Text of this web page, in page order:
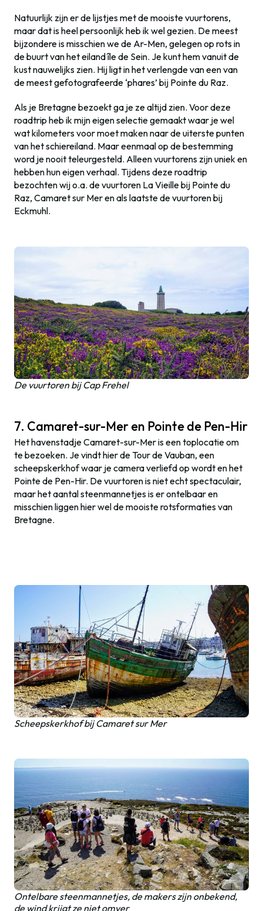
Natuurlijk zijn er de lijstjes met de mooiste vuurtorens,
maar dat is heel persoonlijk heb ik wel gezien. De meest
bijzondere is misschien we de Ar-Men, gelegen op rots in
de buurt van het eiland île de Sein. Je kunt hem vanuit de
kust nauwelijks zien. Hij ligt in het verlengde van een van
de meest gefotografeerde ‘phares’ bij Pointe du Raz.
Als je Bretagne bezoekt ga je ze altijd zien. Voor deze
roadtrip heb ik mijn eigen selectie gemaakt waar je wel
wat kilometers voor moet maken naar de uiterste punten
van het schiereiland. Maar eenmaal op de bestemming
word je nooit teleurgesteld. Alleen vuurtorens zijn uniek en
hebben hun eigen verhaal. Tijdens deze roadtrip
bezochten wij o.a. de vuurtoren La Vieille bij Pointe du
Raz, Camaret sur Mer en als laatste de vuurtoren bij
Eckmuhl.
De vuurtoren bij Cap Frehel
7. Camaret-sur-Mer en Pointe de Pen-Hir
Het havenstadje Camaret-sur-Mer is een toplocatie om
te bezoeken. Je vindt hier de Tour de Vauban, een
scheepskerkhof waar je camera verliefd op wordt en het
Pointe de Pen-Hir. De vuurtoren is niet echt spectaculair,
maar het aantal steenmannetjes is er ontelbaar en
misschien liggen hier wel de mooiste rotsformaties van
Bretagne.
Scheepskerkhof bij Camaret sur Mer
Ontelbare steenmannetjes, de makers zijn onbekend,
de wind krijgt ze niet omver